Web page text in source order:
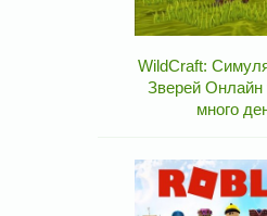
WildCraft:
Зверей
много